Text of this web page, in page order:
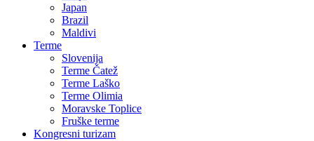
Japan
Brazil
Maldivi
Terme
Slovenija
Terme Čatež
Terme Laško
Terme Olimia
Moravske Toplice
Fruške terme
Kongresni turizam